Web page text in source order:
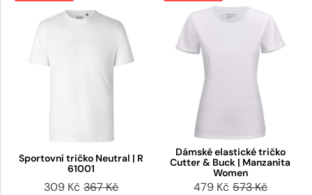
Sportovní tričko Neutral | R
61001
309 Kč 367 Kč
Dámské elastické tričko
Cutter & Buck | Manzanita
Women
479 Kč 573 Kč